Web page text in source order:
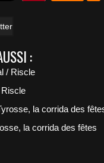
:
la corrida des fêtes